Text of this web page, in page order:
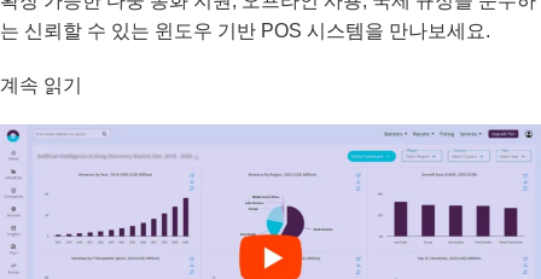
는 신뢰할 수 있는 윈도우 기반 POS 시스템을 만나보세요.
계속 읽기